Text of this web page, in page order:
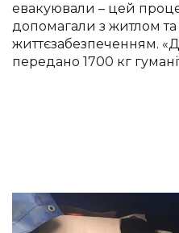
евакуювали – цей
допомагали з житлом
життєзабезпеченням.
передано 1700 кг